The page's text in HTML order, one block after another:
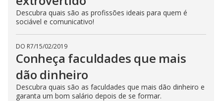
Descubra quais são as profissões ideais para quem é
sociável e comunicativo!
DO R7/15/02/2019
Conheça faculdades que mais
dão dinheiro
Descubra quais são as faculdades que mais dão dinheiro e
garanta um bom salário depois de se formar.